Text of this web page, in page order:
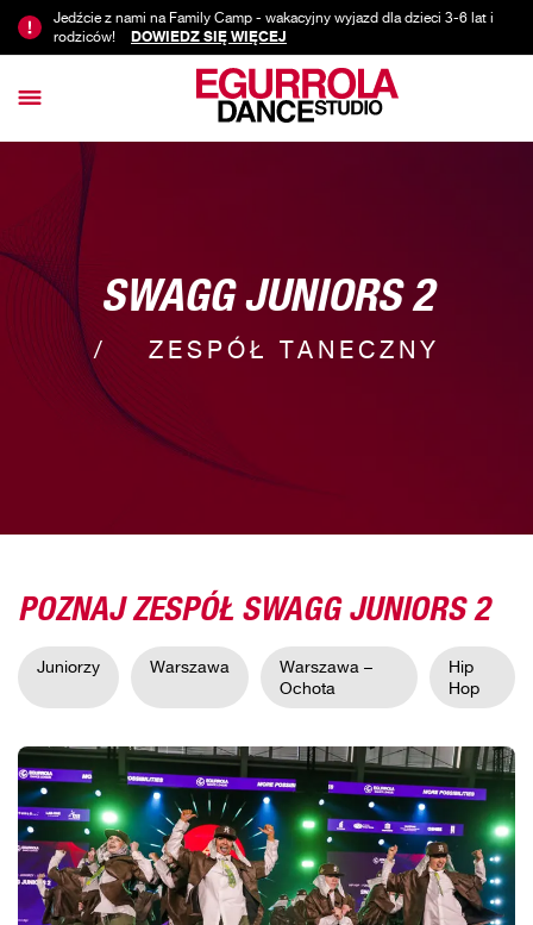
Jedźcie z nami na Family Camp - wakacyjny wyjazd dla dzieci 3-6 lat i
rodziców!
DOWIEDZ SIĘ WIĘCEJ
SWAGG JUNIORS 2
ZESPÓŁ TANECZNY
POZNAJ ZESPÓŁ SWAGG JUNIORS 2
Juniorzy Warszawa
Warszawa –
Ochota
Hip
Hop